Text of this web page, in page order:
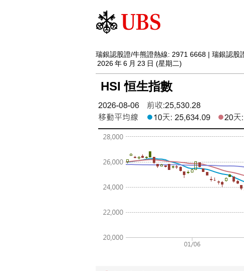
瑞銀認股證/牛熊證熱線: 2971 6668 | 瑞銀認股
2026年6 月 23 日 (星期二)
HSI 恒生指數